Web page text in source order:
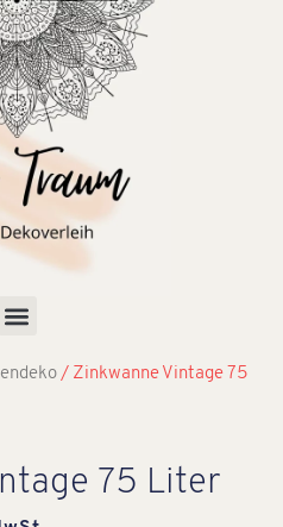
/ Zinkwanne Vintage 75
75 Liter